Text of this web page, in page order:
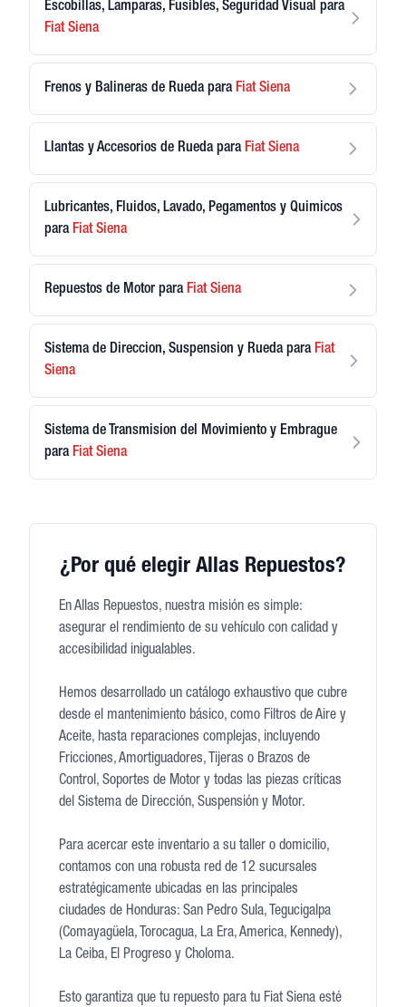
Escobillas, Lamparas, Fusibles, Seguridad Visual para
FiatSiena
Frenos y Balineras de Rueda para FiatSiena
Llantas y Accesorios de Rueda para FiatSiena
Lubricantes, Fluidos, Lavado, Pegamentos y Quimicos
para FiatSiena
Repuestos de Motor para FiatSiena
Sistema de Direccion, Suspension y Rueda para Fiat
Siena
Sistema de Transmision del Movimiento y Embrague
para FiatSiena
¿Por qué elegir Allas Repuestos?
En Allas Repuestos, nuestra misión es simple:
asegurar el rendimiento de su vehículo con calidad y
accesibilidad inigualables.
Hemos desarrollado un catálogo exhaustivo que cubre
desde el mantenimiento básico, como Filtros de Aire y
Aceite, hasta reparaciones complejas, incluyendo
Fricciones, Amortiguadores, Tijeras o Brazos de
Control, Soportes de Motor y todas las piezas críticas
del Sistema de Dirección, Suspensión y Motor.
Para acercar este inventario a su taller o domicilio,
contamos con una robusta red de 12 sucursales
estratégicamente ubicadas en las principales
ciudades de Honduras: San Pedro Sula, Tegucigalpa
(Comayagüela, Torocagua, La Era, America, Kennedy),
La Ceiba, El Progreso y Choloma.
Esto garantiza que tu repuesto para tu Fiat Siena esté